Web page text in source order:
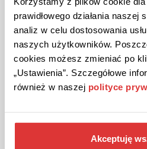
prawidłowego działania naszej
analiz w celu dostosowania
naszych użytkowników.
cookies możesz zmieniać po
„Ustawienia”. Szczegółowe
również w naszej polityce
Akceptuję
ul. Kaczeńców 20, Otwock
+48 667 942 794
biuro@puroverde.pl
Karta kredytowa
Szybkie przelewy online /